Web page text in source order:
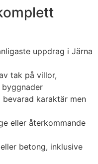
uppdrag i Järna
tak på villor,
karaktär men
eller återkommande
betong, inklusive